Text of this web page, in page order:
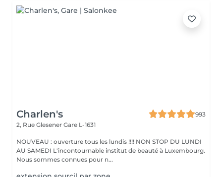
Charlen's
993
2, Rue Glesener Gare L-1631
NOUVEAU : ouverture tous les lundis !!!! NON STOP DU LUNDI
AU SAMEDI L'incontournable institut de beauté à Luxembourg.
Nous sommes connues pour n...